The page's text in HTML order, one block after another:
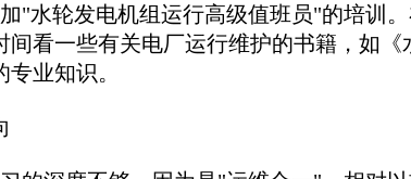
"水轮发电机组运行高级值班员"的培训
看一些有关电厂运行维护的书籍，如
业知识。